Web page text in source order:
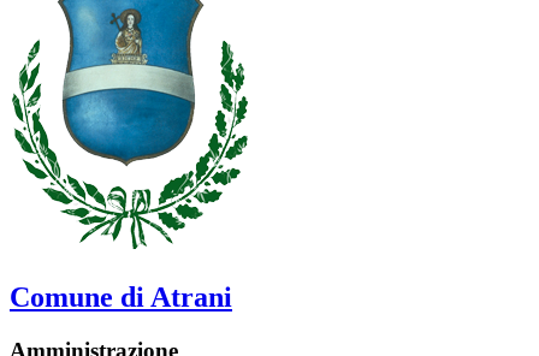
Comune di Atrani
Amministrazione